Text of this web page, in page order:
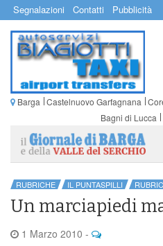
Segnalazioni Contatti Pubblicità
Barga Castelnuovo Garfagnana
Bagni di Lucca
RUBRICHE IL PUNTASPILLI
Un marciapiedi
1 Marzo 2010 -